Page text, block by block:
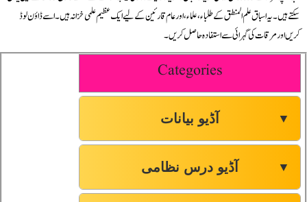
54 صفحہ-25
صفحہ-26
57 صفحہ-27
58 صفحہ-27
سکتے ہیں۔ یہ اسباق علم المنطق کے طلباء، علماء، اور عام قارئین کے لیے ایک عظیم علمی خزانہ ہیں۔ اسے ڈاؤن لوڈ
کریں اور مرقات کی گہرائی سے استفادہ حاصل کریں۔
Categories
آڈیو بیانات ▼
آڈیو درس نظامی ▼